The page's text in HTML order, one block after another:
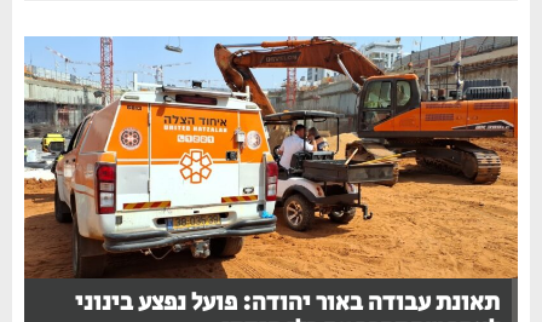
תאונת עבודה באור יהודה: פועל נפצע בינוני